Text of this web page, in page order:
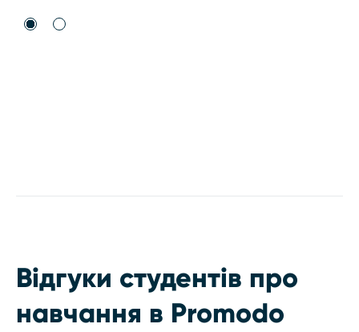
Відгуки студентів про
навчання в Promodo